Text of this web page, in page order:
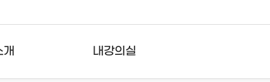
내강의실